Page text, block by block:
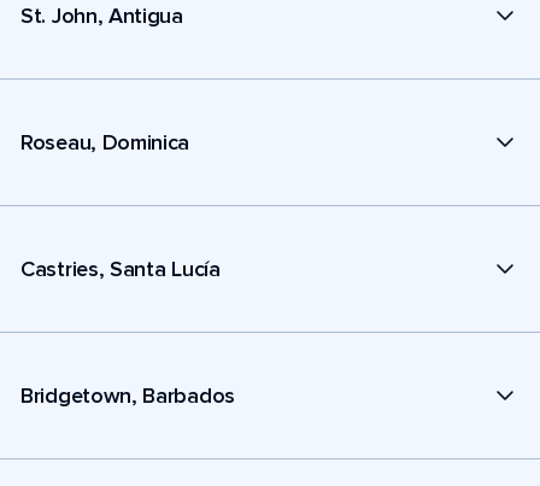
St. John, Antigua
Roseau, Dominica
Castries, Santa Lucía
Bridgetown, Barbados